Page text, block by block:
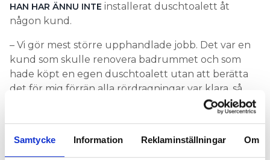
Samtycke Information Reklaminställningar Om
HAN HAR ÄNNU INTE installerat duschtoalett åt
någon kund.
– Vi gör mest större upphandlade jobb. Det var en
kund som skulle renovera badrummet och som
hade köpt en egen duschtoalett utan att berätta
det för mig förrän alla rördragningar var klara, så
den kunde jag inte koppla in. Kunden tänkte inte
på att det krävdes extra vatten till spolfunktionen